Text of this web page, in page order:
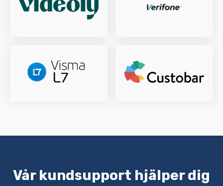
Vår kundsupport hjälper dig